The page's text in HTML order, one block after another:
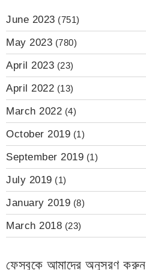
June 2023 (751)
May 2023 (780)
April 2023 (23)
April 2022 (13)
March 2022 (4)
October 2019 (1)
September 2019 (1)
July 2019 (1)
January 2019 (8)
March 2018 (23)
ফেসবুকে আমাদের অনুসরণ করুন